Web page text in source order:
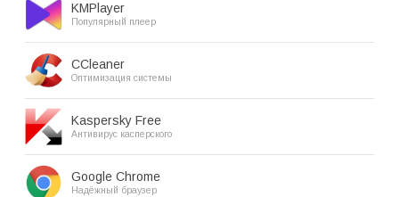
KMPlayer
Популярный плеер
CCleaner
Оптимизация системы
Kaspersky Free
Антивирус касперского
Google Chrome
Надёжный браузер